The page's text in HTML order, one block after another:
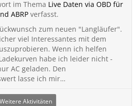
im Thema Live Daten via OBD für
ABRP verfasst.
zum neuen "Langläufer".
viel Interessantes mit dem
Wenn ich helfen
habe ich leider nicht -
AC geladen. Den
lasse ich mir…
Weitere Aktivitäten